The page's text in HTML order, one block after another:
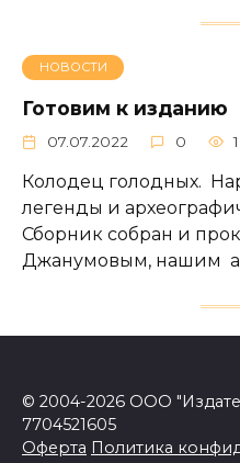
НОВОСТИ
Готовим к изданию
07.07.2022 0
Колодец голодных.
легенды и
Сборник собран и
Джанумовым, нашим
© 2004-2026 ООО
7704521605
Оферта Политика